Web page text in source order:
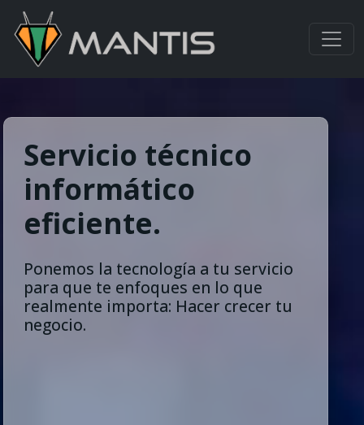
Servicio técnico
informático
eficiente.
Ponemos la tecnología a tu servicio
para que te enfoques en lo que
realmente importa: Hacer crecer tu
negocio.